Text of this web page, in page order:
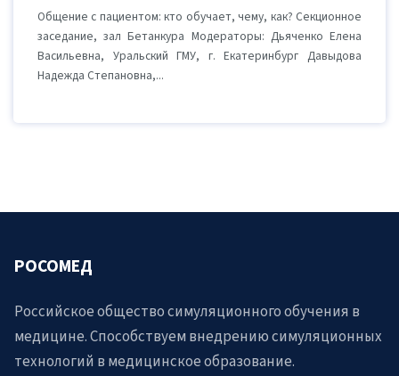
Общение с пациентом: кто обучает, чему, как? Секционное
заседание, зал Бетанкура Модераторы: Дьяченко Елена
Васильевна, Уральский ГМУ, г. Екатеринбург Давыдова
Надежда Степановна,...
РОСОМЕД
Российское общество симуляционного обучения в
медицине. Способствуем внедрению симуляционных
технологий в медицинское образование.